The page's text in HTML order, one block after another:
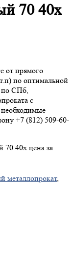
70 40х
от прямого
по оптимальной
по СПб,
с
необходимые
+7 (812) 509-60-
70 40х цена за
металлопрокат,